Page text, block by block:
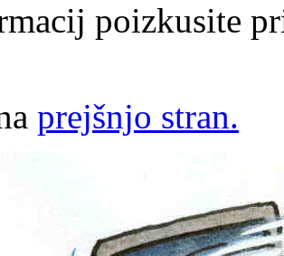
poizkusite
prejšnjo stran.